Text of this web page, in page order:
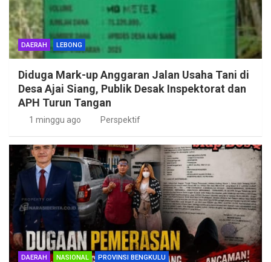
DAERAH LEBONG
Diduga Mark-up Anggaran Jalan Usaha Tani di
Desa Ajai Siang, Publik Desak Inspektorat dan
APH Turun Tangan
1 minggu ago Perspektif
DAERAH NASIONAL PROVINSI BENGKULU